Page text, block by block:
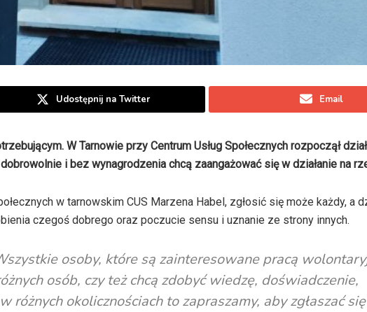
Udostępnij na Twitter Email
W Tarnowie przy Centrum Usług Społecznych rozpoczął
i bez wynagrodzenia chcą zaangażować się w działanie na
w tarnowskim CUS Marzena Habel, zgłosić się może każdy, a
czegoś dobrego oraz poczucie sensu i uznanie ze strony innych.
osoby, które są zainteresowane pracą
osób, czy też chcą zdobyć wiedzę, doświadczenie,
różnych okolicznościach to zapraszamy, aby zgłaszać